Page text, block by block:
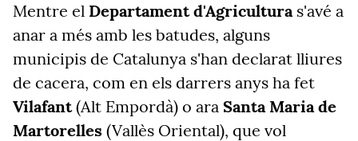
Mentre el Departament d'Agriculturas'avé a
anar a més amb les batudes, alguns
municipis de Catalunya s'han declarat lliures
de cacera, com en els darrers anys ha fet
Vilafant(Alt Empordà) o ara Santa Maria de
Martorelles (Vallès Oriental), que vol